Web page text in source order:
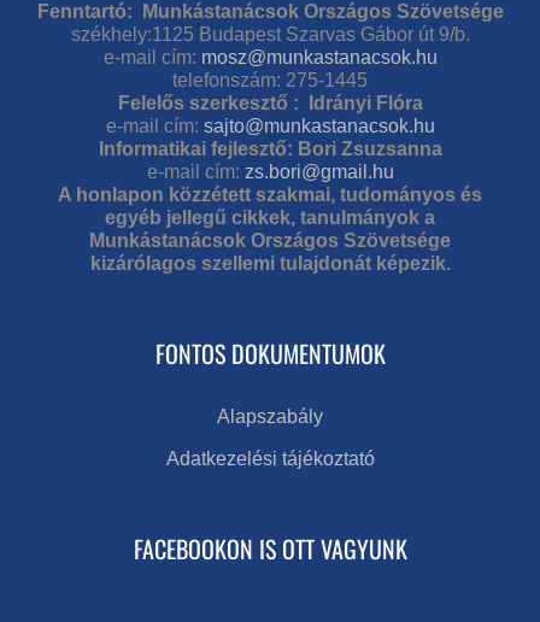
Fenntartó: Munkástanácsok Országos Szövetsége
székhely:1125 Budapest Szarvas Gábor út 9/b.
e-mail cím: mosz@munkastanacsok.hu
telefonszám: 275-1445
Felelős szerkesztő : Idrányi Flóra
e-mail cím: sajto@munkastanacsok.hu
Informatikai fejlesztő: Bori Zsuzsanna
e-mail cím: zs.bori@gmail.hu
A honlapon közzétett szakmai, tudományos és
egyéb jellegű cikkek, tanulmányok a
Munkástanácsok Országos Szövetsége
kizárólagos szellemi tulajdonát képezik.
FONTOS DOKUMENTUMOK
Alapszabály
Adatkezelési tájékoztató
FACEBOOKON IS OTT VAGYUNK